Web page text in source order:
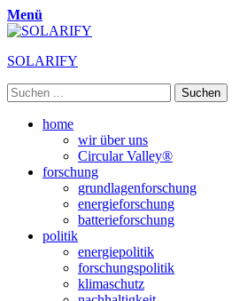
Menü
SOLARIFY
Suchen
nach:
Primäres
Zum
home
wir über uns
Circular Valley®
forschung
grundlagenforschung
energieforschung
batterieforschung
politik
energiepolitik
forschungspolitik
klimaschutz